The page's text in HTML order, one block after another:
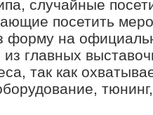
случайные
посетить
форму на
из главных
так как